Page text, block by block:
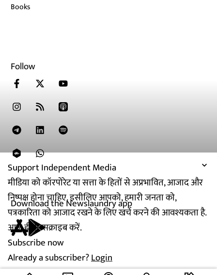
Support Independent Media
मीडिया को कॉरपोरेट या सत्ता के हितों से अप्रभावित, आजाद और
निष्पक्ष होना चाहिए. इसीलिए आपको, हमारी जनता को,
पत्रकारिता को आजाद रखने के लिए खर्च करने की आवश्यकता है.
आज ही सब्सक्राइब करें.
Subscribe now
Already a subscriber?Login
Books
Follow
Download the Newslaundry app